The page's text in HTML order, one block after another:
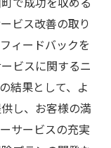
ビス改善の取り
ィードバックを
ビスに関するニ
結果として、よ
し、お客様の満
サービスの充実